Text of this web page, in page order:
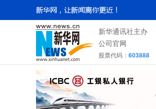
新华通讯社主办
公司官网
股票代码： 603888